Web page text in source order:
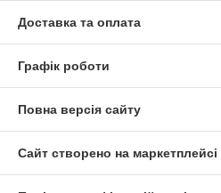
Доставка та оплата
Графік роботи
Повна версія сайту
Сайт створено на маркетплейсі